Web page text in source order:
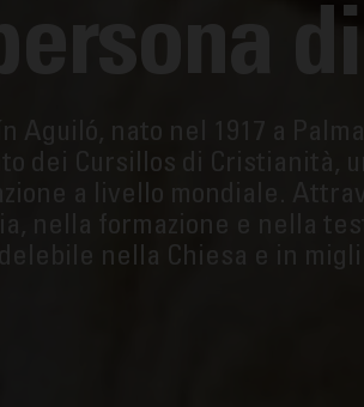
Aguiló, nato nel 1917 a
dei Cursillos di Cristianità,
a livello mondiale.
nella formazione e nella
nella Chiesa e in